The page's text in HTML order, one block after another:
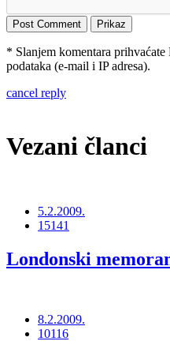
* Slanjem komentara
podataka (e-mail i IP adresa).
cancel reply
Vezani članci
5.2.2009.
15141
Londonski
8.2.2009.
10116